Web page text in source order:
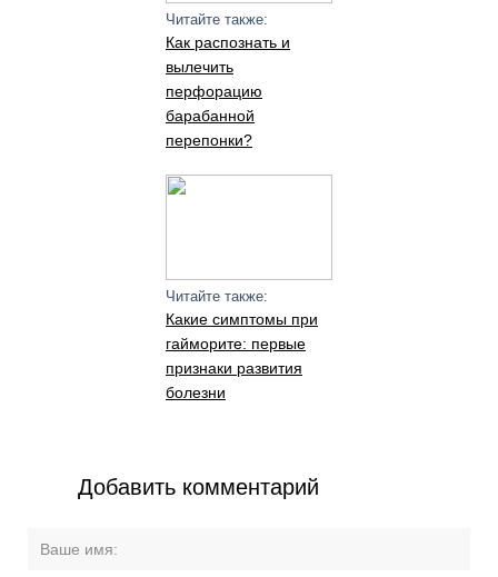
Читайте также:
Как распознать и
вылечить
перфорацию
барабанной
перепонки?
Читайте также:
Какие симптомы при
гайморите: первые
признаки развития
болезни
Добавить комментарий